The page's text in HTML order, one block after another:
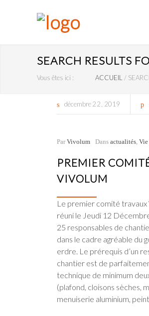
SEARCH RESULTS
Vous êtes ici : ACCUEIL /
décembre22 2019
Par Vivolum Dans actualités, Vie
PREMIER
VIVOLUM
Le premier comité travaux
réuni le Jeudi 12
25 responsables de
dans le cadre agréable du
erdre. Le prérequis d’un
chantier est de
technique de minimum
(plafond, cloisons sèches,
menuiserie aluminium,